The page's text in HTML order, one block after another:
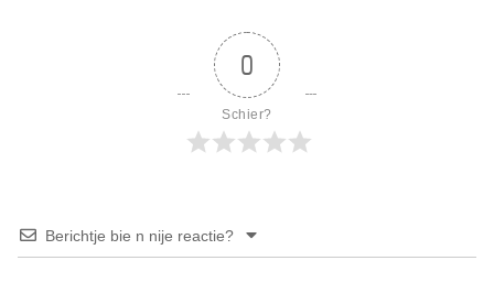
0
Schier?
Berichtje bie n nije reactie?